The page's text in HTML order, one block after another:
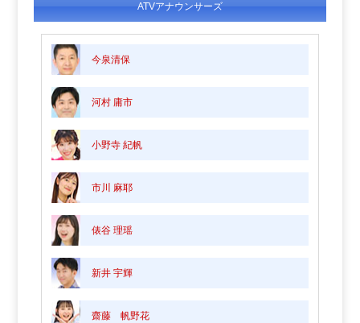
ATVアナウンサーズ
今泉清保
河村 庸市
小野寺 紀帆
市川 麻耶
俵谷 理瑶
新井 宇輝
齋藤 帆野花